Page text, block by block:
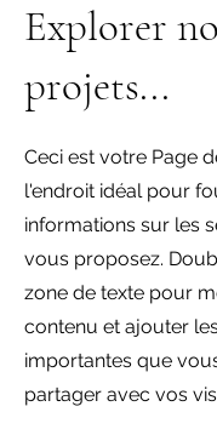
Explorer
projets...
Ceci est votre Page
l'endroit idéal pour
informations sur les
vous proposez.
zone de texte pour
contenu et ajouter
importantes que
partager avec vos